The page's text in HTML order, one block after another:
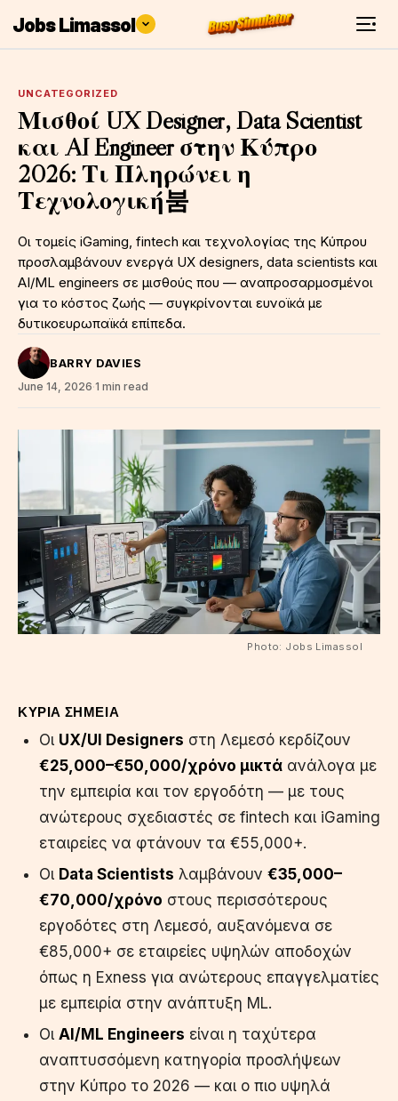
Jobs Limassol
UNCATEGORIZED
Μισθοί UX Designer, Data Scientist
και AI Engineer στην Κύπρο
2026: Τι Πληρώνει η
Τεχνολογική붐
Οι τομείς iGaming, fintech και τεχνολογίας της Κύπρου
προσλαμβάνουν ενεργά UX designers, data scientists και
AI/ML engineers σε μισθούς που — αναπροσαρμοσμένοι
για το κόστος ζωής — συγκρίνονται ευνοϊκά με
δυτικοευρωπαϊκά επίπεδα.
BARRY DAVIES
June 14, 2026·1 min read
Photo: Jobs Limassol
ΚΥΡΙΑ ΣΗΜΕΙΑ
Οι UX/UI Designers στη Λεμεσό κερδίζουν
€25,000–€50,000/χρόνο μικτά ανάλογα με
την εμπειρία και τον εργοδότη — με τους
ανώτερους σχεδιαστές σε fintech και iGaming
εταιρείες να φτάνουν τα €55,000+.
Οι Data Scientists λαμβάνουν €35,000–
€70,000/χρόνο στους περισσότερους
εργοδότες στη Λεμεσό, αυξανόμενα σε
€85,000+ σε εταιρείες υψηλών αποδοχών
όπως η Exness για ανώτερους επαγγελματίες
με εμπειρία στην ανάπτυξη ML.
Οι AI/ML Engineers είναι η ταχύτερα
αναπτυσσόμενη κατηγορία προσλήψεων
στην Κύπρο το 2026 — και ο πιο υψηλά